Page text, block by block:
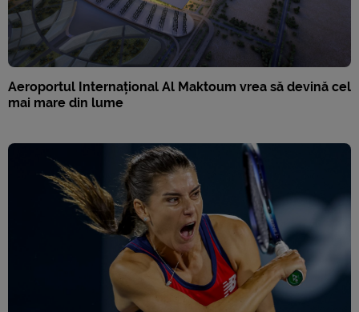
Aeroportul Internațional Al Maktoum vrea să devină cel
mai mare din lume